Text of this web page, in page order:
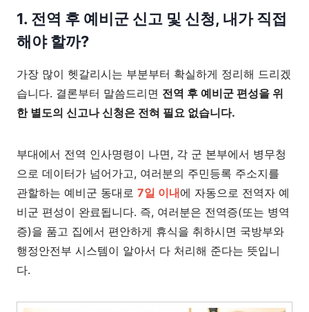
1. 전역 후 예비군 신고 및 신청, 내가 직접
해야 할까?
가장 많이 헷갈리시는 부분부터 확실하게 정리해 드리겠
습니다. 결론부터 말씀드리면 전역 후 예비군 편성을 위
한 별도의 신고나 신청은 전혀 필요 없습니다.
부대에서 전역 인사명령이 나면, 각 군 본부에서 병무청
으로 데이터가 넘어가고, 여러분의 주민등록 주소지를
관할하는 예비군 동대로 7일 이내에 자동으로 전역자 예
비군 편성이 완료됩니다. 즉, 여러분은 전역증(또는 병역
증)을 품고 집에서 편안하게 휴식을 취하시면 국방부와
행정안전부 시스템이 알아서 다 처리해 준다는 뜻입니
다.